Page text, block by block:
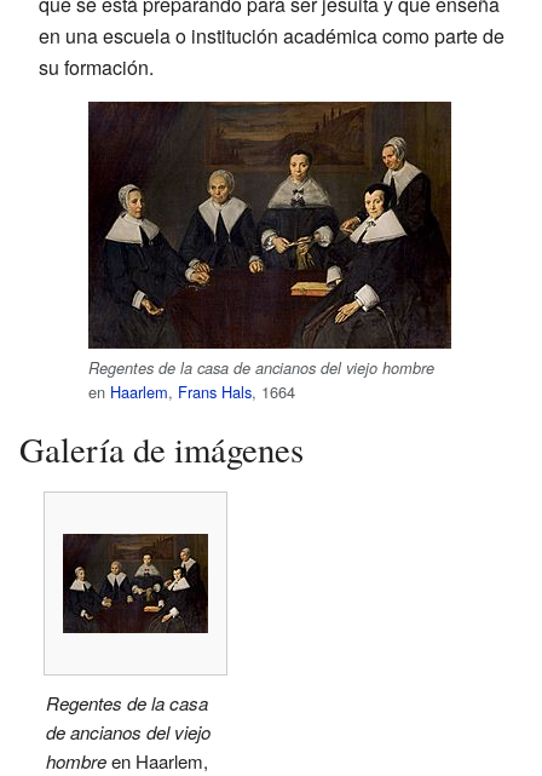
en una escuela o institución académica como parte de
su formación.
Regentes de la casa de ancianos del viejo hombre
en Haarlem, Frans Hals, 1664
Galería de imágenes
Regentes de la casa
de ancianos del viejo
hombreen Haarlem,